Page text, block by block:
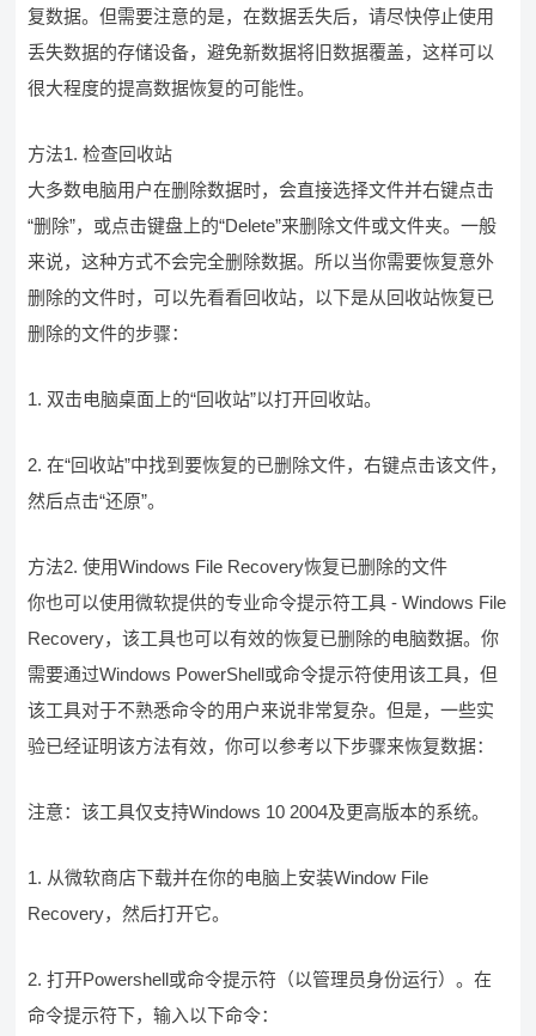
复数据。但需要注意的是，在数据丢失后，请尽快停止使用
丢失数据的存储设备，避免新数据将旧数据覆盖，这样可以
很大程度的提高数据恢复的可能性。
方法1. 检查回收站
大多数电脑用户在删除数据时，会直接选择文件并右键点击
“删除”，或点击键盘上的“Delete”来删除文件或文件夹。一般
来说，这种方式不会完全删除数据。所以当你需要恢复意外
删除的文件时，可以先看看回收站，以下是从回收站恢复已
删除的文件的步骤：
1. 双击电脑桌面上的“回收站”以打开回收站。
2. 在“回收站”中找到要恢复的已删除文件，右键点击该文件，
然后点击“还原”。
方法2. 使用Windows File Recovery恢复已删除的文件
你也可以使用微软提供的专业命令提示符工具 - Windows File
Recovery，该工具也可以有效的恢复已删除的电脑数据。你
需要通过Windows PowerShell或命令提示符使用该工具，但
该工具对于不熟悉命令的用户来说非常复杂。但是，一些实
验已经证明该方法有效，你可以参考以下步骤来恢复数据：
注意：该工具仅支持Windows 10 2004及更高版本的系统。
1. 从微软商店下载并在你的电脑上安装Window File
Recovery，然后打开它。
2. 打开Powershell或命令提示符（以管理员身份运行）。在
命令提示符下，输入以下命令：